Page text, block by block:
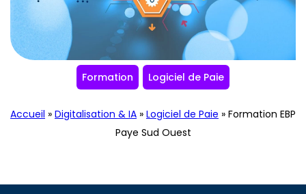
Formation Logiciel de Paie
Accueil » Digitalisation & IA » Logiciel de Paie » Formation EBP
Paye Sud Ouest